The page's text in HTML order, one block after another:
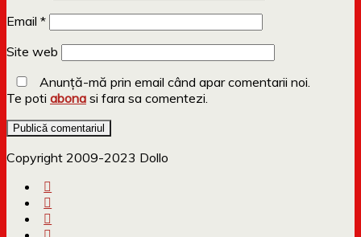
Email *
Site web
Anunță-mă prin email când apar comentarii noi.
Te poti abona si fara sa comentezi.
Copyright 2009-2023 Dollo